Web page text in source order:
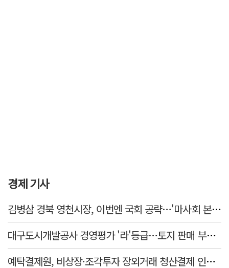
경제 기사
김병삼 경북 영천시장, 이번엔 국회 공략…'마사회 본사 이전·광역교통망 확충' 요청
대구도시개발공사 경영평가 '라'등급…토지 판매 부진에 1년 만에 두 단계 '뚝'
예탁결제원, 비상장·조각투자 장외거래 청산결제 인프라 구축 착수…연내 가동